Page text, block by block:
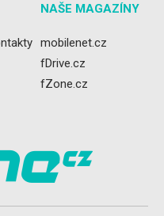
NAŠE MAGAZÍNY
mobilenet.cz
fDrive.cz
fZone.cz